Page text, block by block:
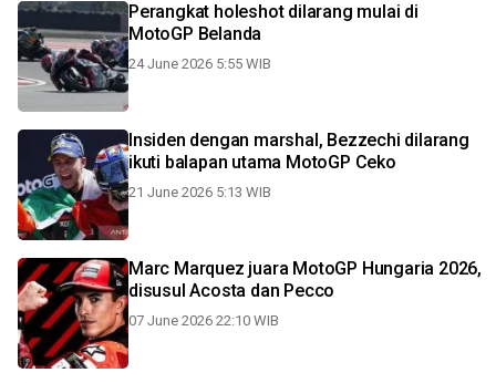
Perangkat holeshot dilarang mulai di
MotoGP Belanda
24 June 2026 5:55 WIB
Insiden dengan marshal, Bezzechi dilarang
ikuti balapan utama MotoGP Ceko
21 June 2026 5:13 WIB
Marc Marquez juara MotoGP Hungaria 2026,
disusul Acosta dan Pecco
07 June 2026 22:10 WIB